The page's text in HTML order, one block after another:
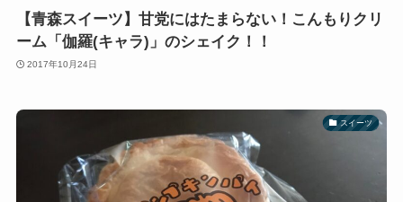
【青森スイーツ】甘党にはたまらない！こんもりクリ
ーム「伽羅(キャラ)」のシェイク！！
2017年10月24日
スイーツ